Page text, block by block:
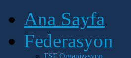
Ana Sayfa
Federasyon
TSF Organizasyon